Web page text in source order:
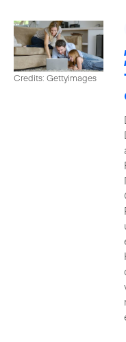
Credits: Gettyimages